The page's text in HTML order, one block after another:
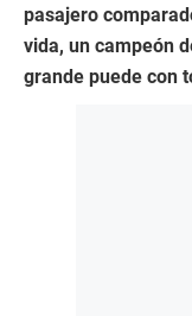
pasajero
vida, un campeón
grande puede con